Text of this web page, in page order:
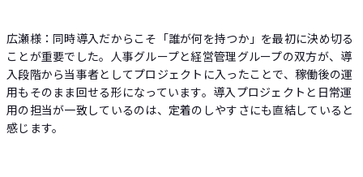
広瀬様：同時導入だからこそ「誰が何を持つか」を最初に決め切る
ことが重要でした。人事グループと経営管理グループの双方が、導
入段階から当事者としてプロジェクトに入ったことで、稼働後の運
用もそのまま回せる形になっています。導入プロジェクトと日常運
用の担当が一致しているのは、定着のしやすさにも直結していると
感じます。